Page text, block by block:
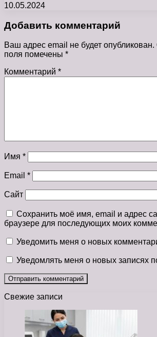
10.05.2024
Добавить комментарий
Ваш адрес email не будет опубликован.
поля помечены *
Комментарий *
Имя *
Email *
Сайт
Сохранить моё имя, email и адрес
браузере для последующих моих
Уведомить меня о новых
Уведомлять меня о новых записях
Свежие записи